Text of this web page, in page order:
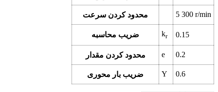
محدود کردن سرعت 5 300 r/min
ضریب محاسبه kr 0.15
محدود کردن مقدار e 0.2
ضریب بار محوری Y 0.6